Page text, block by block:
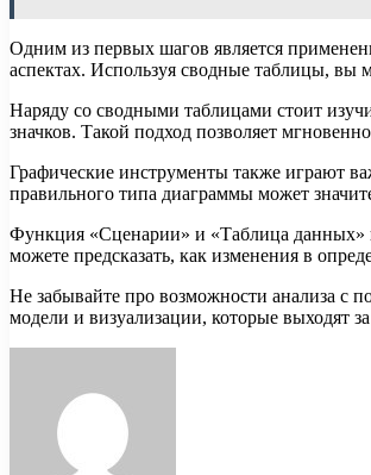
Одним из первых шагов является
аспектах. Используя сводные таблицы, вы
Наряду со сводными таблицами стоит
значков. Такой подход позволяет
Графические инструменты также играют
правильного типа диаграммы может
Функция «Сценарии» и «Таблица данных»
можете предсказать, как изменения в
Не забывайте про возможности анализа с
модели и визуализации, которые выходят